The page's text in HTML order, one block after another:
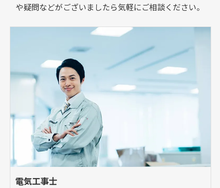
や疑問などがございましたら気軽にご相談ください。
電気工事士